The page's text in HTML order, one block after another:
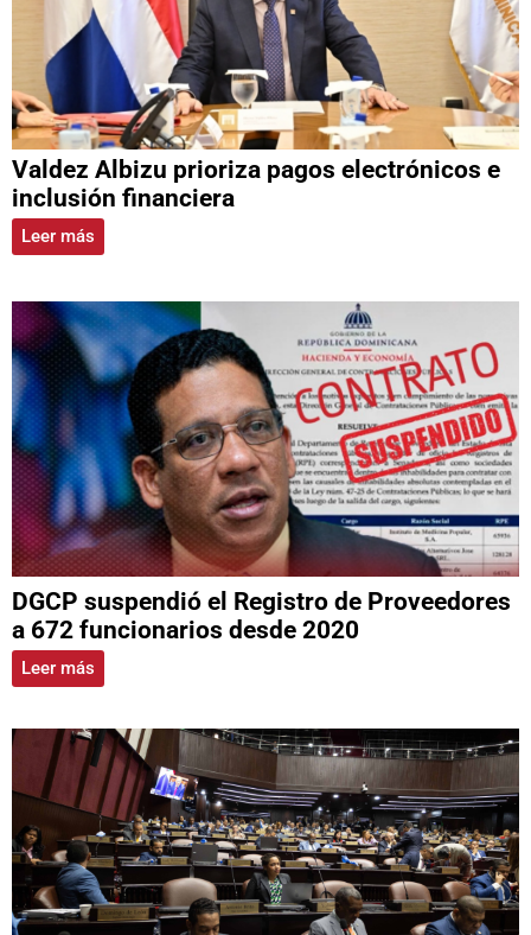
Valdez Albizu prioriza pagos electrónicos e
inclusión financiera
Leer más
DGCP suspendió el Registro de Proveedores
a 672 funcionarios desde 2020
Leer más